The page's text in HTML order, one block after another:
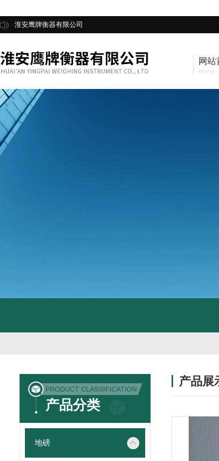
淮安鹰牌衡器有限公司
网站
Home
PRODUCT CLASSIFICATION
产品分类
地磅
产品展